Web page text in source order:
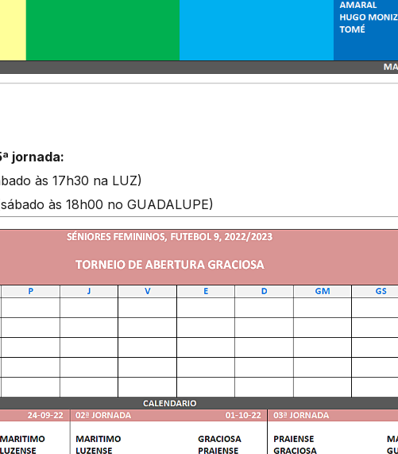
jornada:
às 17h30 na LUZ)
às 18h00 no GUADALUPE)